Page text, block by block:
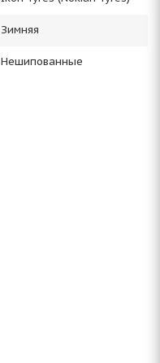
Зимняя
Нешипованные